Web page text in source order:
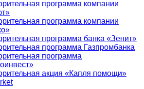
программа компании
программа компании
программа банка «Зенит»
программа Газпромбанка
программа
акция «Капля помощи»